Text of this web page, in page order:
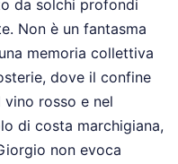
da solchi profondi
Non è un fantasma
memoria collettiva
dove il confine
rosso e nel
di costa marchigiana,
non evoca